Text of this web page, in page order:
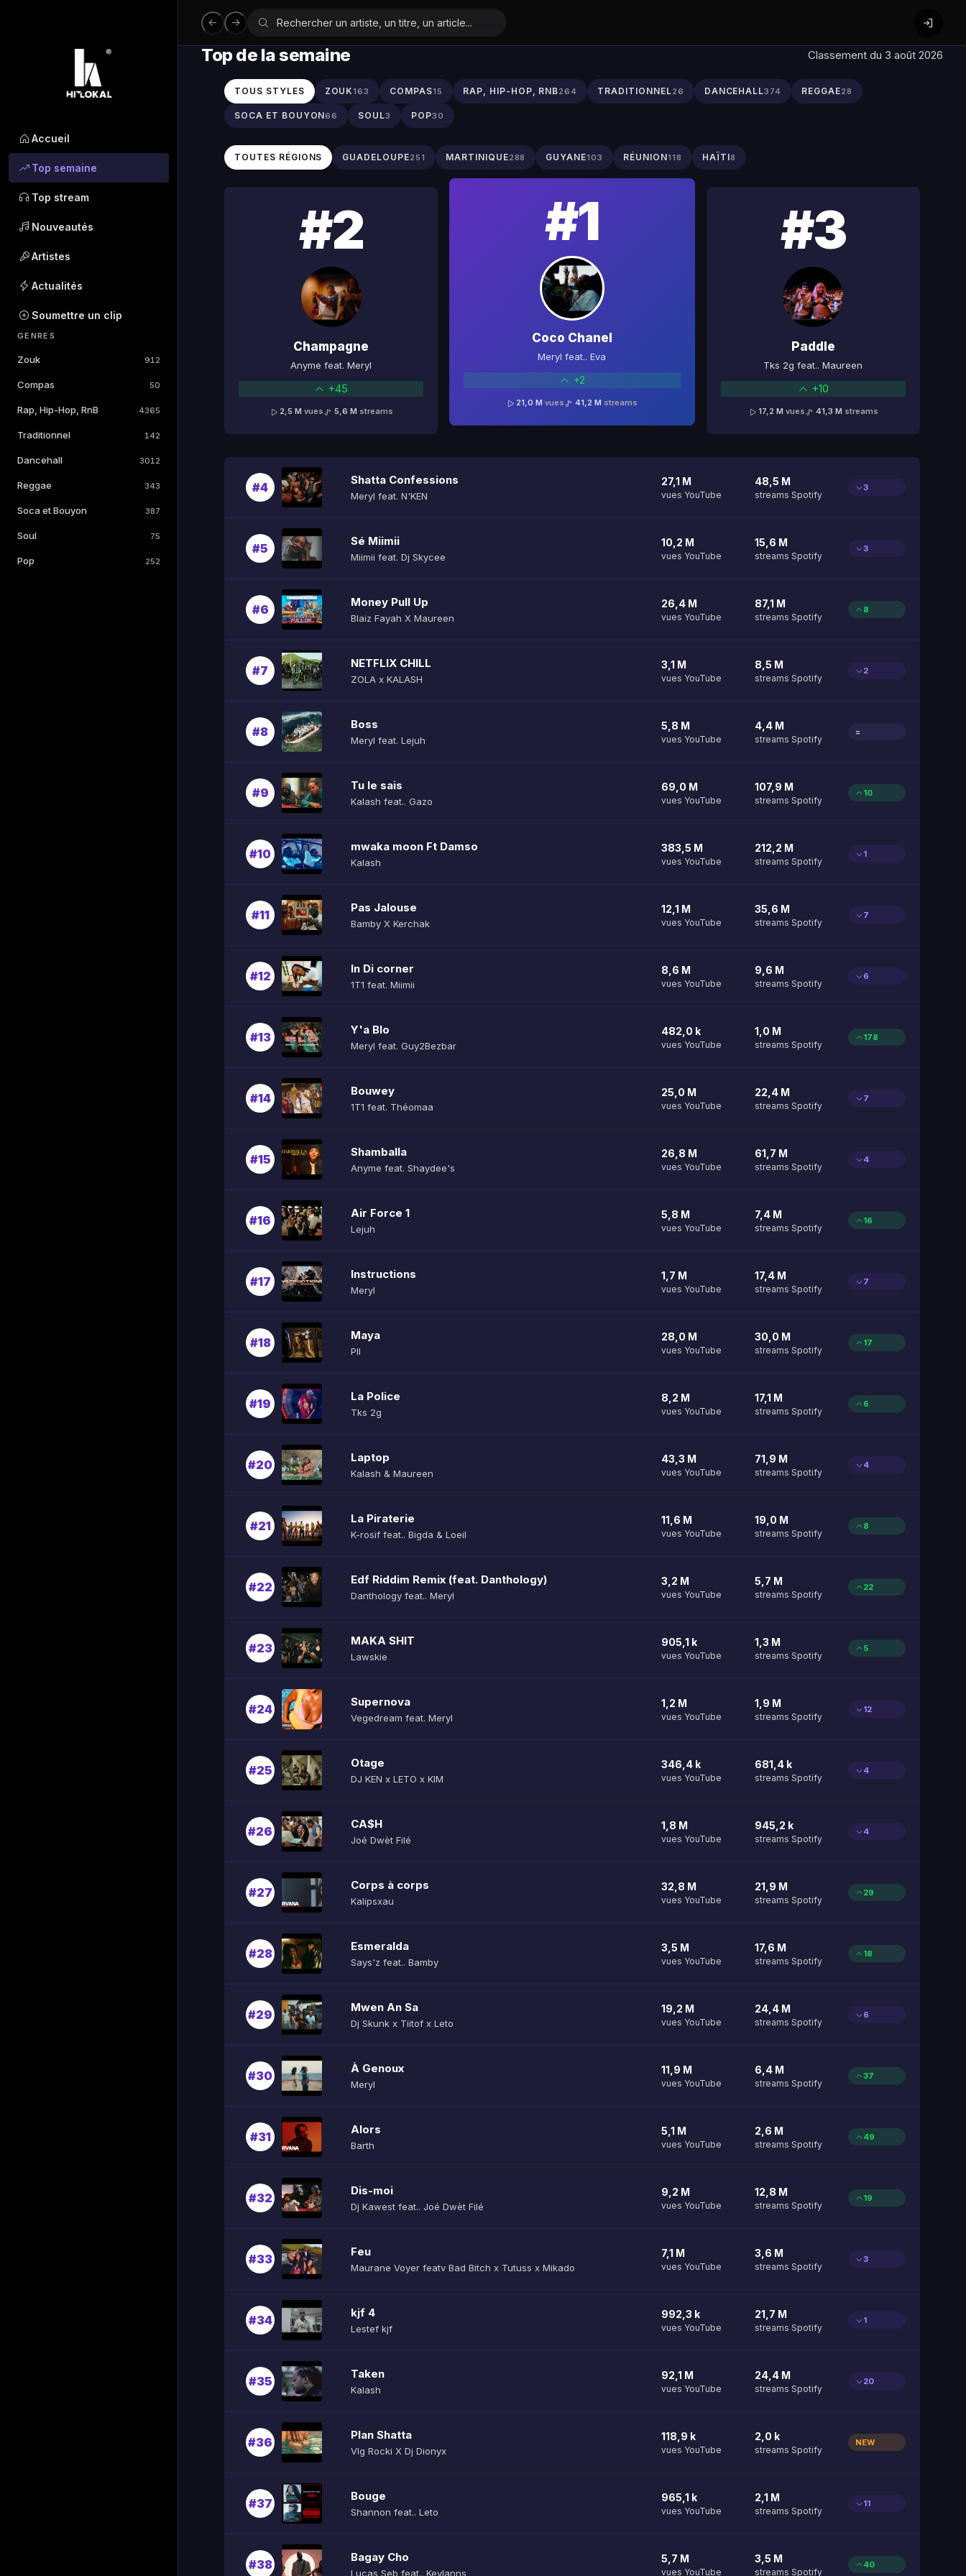
Accueil
Top semaine
Top stream
Nouveautés
Artistes
Actualités
Soumettre un clip
GENRES
Zouk 912
Compas 50
Rap, Hip-Hop, RnB 4365
Traditionnel 142
Dancehall 3012
Reggae 343
Soca et Bouyon 387
Soul 75
Pop 252
Top de la semaine Classement du 3 août 2026
TOUS STYLES ZOUK163 COMPAS15 RAP, HIP-HOP, RNB264 TRADITIONNEL26 DANCEHALL374 REGGAE28
SOCA ET BOUYON66 SOUL3 POP30
TOUTES RÉGIONS GUADELOUPE251 MARTINIQUE288 GUYANE103 RÉUNION118 HAÏTI8
#2
Champagne
Anyme feat. Meryl
+45
2,5 M vues 5,6 M streams
#1
Coco Chanel
Meryl feat.. Eva
+2
21,0 Mvues 41,2 M streams
#3
Paddle
Tks 2g feat.. Maureen
+10
17,2 M vues 41,3 M streams
#4
Shatta Confessions
Meryl feat. N'KEN
27,1 M
vues YouTube
48,5 M
streams Spotify
3
#5
Sé Miimii
Miimii feat. Dj Skycee
10,2 M
vues YouTube
15,6 M
streams Spotify
3
#6
Money Pull Up
Blaiz Fayah X Maureen
26,4 M
vues YouTube
87,1 M
streams Spotify
8
#7
NETFLIX CHILL
ZOLA x KALASH
3,1 M
vues YouTube
8,5 M
streams Spotify
2
#8
Boss
Meryl feat. Lejuh
5,8 M
vues YouTube
4,4 M
streams Spotify
=
#9
Tu le sais
Kalash feat.. Gazo
69,0 M
vues YouTube
107,9 M
streams Spotify
10
#10
mwaka moon Ft Damso
Kalash
383,5 M
vues YouTube
212,2 M
streams Spotify
1
#11
Pas Jalouse
Bamby X Kerchak
12,1 M
vues YouTube
35,6 M
streams Spotify
7
#12
In Di corner
1T1 feat. Miimii
8,6 M
vues YouTube
9,6 M
streams Spotify
6
#13
Y'a Blo
Meryl feat. Guy2Bezbar
482,0 k
vues YouTube
1,0 M
streams Spotify
178
#14
Bouwey
1T1 feat. Théomaa
25,0 M
vues YouTube
22,4 M
streams Spotify
7
#15
Shamballa
Anyme feat. Shaydee's
26,8 M
vues YouTube
61,7 M
streams Spotify
4
#16
Air Force 1
Lejuh
5,8 M
vues YouTube
7,4 M
streams Spotify
16
#17
Instructions
Meryl
1,7 M
vues YouTube
17,4 M
streams Spotify
7
#18
Maya
Pll
28,0 M
vues YouTube
30,0 M
streams Spotify
17
#19
La Police
Tks 2g
8,2 M
vues YouTube
17,1 M
streams Spotify
6
#20
Laptop
Kalash & Maureen
43,3 M
vues YouTube
71,9 M
streams Spotify
4
#21
La Piraterie
K-rosif feat.. Bigda & Loeil
11,6 M
vues YouTube
19,0 M
streams Spotify
8
#22
Edf Riddim Remix (feat. Danthology)
Danthology feat.. Meryl
3,2 M
vues YouTube
5,7 M
streams Spotify
22
#23
MAKA SHIT
Lawskie
905,1 k
vues YouTube
1,3 M
streams Spotify
5
#24
Supernova
Vegedream feat. Meryl
1,2 M
vues YouTube
1,9 M
streams Spotify
12
#25
Otage
DJ KEN x LETO x KIM
346,4 k
vues YouTube
681,4 k
streams Spotify
4
#26
CA$H
Joé Dwèt Filé
1,8 M
vues YouTube
945,2 k
streams Spotify
4
#27
Corps à corps
Kalipsxau
32,8 M
vues YouTube
21,9 M
streams Spotify
29
#28
Esmeralda
Says'z feat.. Bamby
3,5 M
vues YouTube
17,6 M
streams Spotify
18
#29
Mwen An Sa
Dj Skunk x Tiitof x Leto
19,2 M
vues YouTube
24,4 M
streams Spotify
6
#30
À Genoux
Meryl
11,9 M
vues YouTube
6,4 M
streams Spotify
37
#31
Alors
Barth
5,1 M
vues YouTube
2,6 M
streams Spotify
49
#32
Dis-moi
Dj Kawest feat.. Joé Dwèt Filé
9,2 M
vues YouTube
12,8 M
streams Spotify
19
#33
Feu
Maurane Voyer featv Bad Bitch x Tutuss x Mikado
7,1 M
vues YouTube
3,6 M
streams Spotify
3
#34
kjf 4
Lestef kjf
992,3 k
vues YouTube
21,7 M
streams Spotify
1
#35
Taken
Kalash
92,1 M
vues YouTube
24,4 M
streams Spotify
20
#36
Plan Shatta
Vlg Rocki X Dj Dionyx
118,9 k
vues YouTube
2,0 k
streams Spotify
NEW
#37
Bouge
Shannon feat.. Leto
965,1 k
vues YouTube
2,1 M
streams Spotify
11
#38
Bagay Cho
Lucas Seb feat.. Keylanns
5,7 M
vues YouTube
3,5 M
streams Spotify
40